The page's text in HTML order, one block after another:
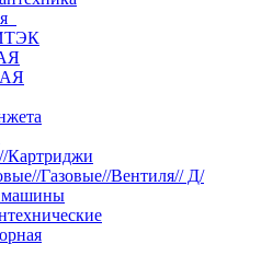
Картриджи
Газовые//Вентиля// Д/
машины